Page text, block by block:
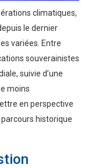
climatiques,
le dernier
variées. Entre
souverainistes
suivie d’une
moins
en perspective
historique